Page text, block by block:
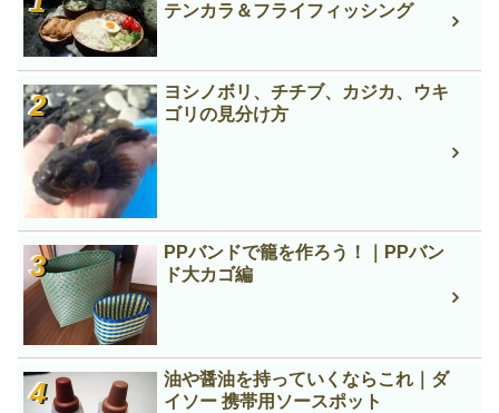
テンカラ＆フライフィッシング
ヨシノボリ、チチブ、カジカ、ウキ
ゴリの見分け方
PPバンドで籠を作ろう！｜PPバン
ド大カゴ編
油や醤油を持っていくならこれ｜ダ
イソー 携帯用ソースポット